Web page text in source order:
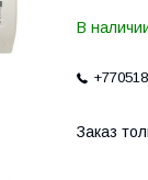
В
Заказ